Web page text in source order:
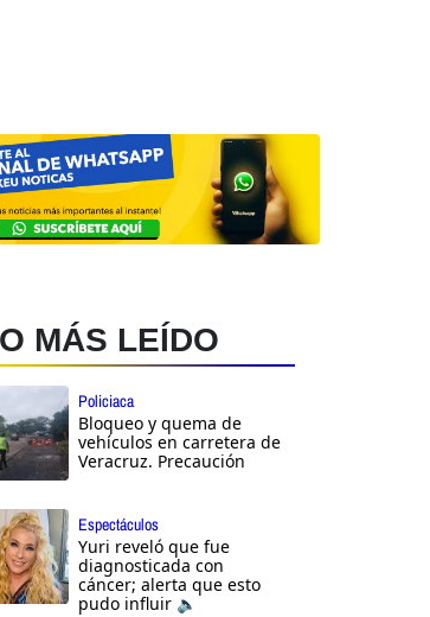
MÁS LEÍDO
Policiaca
Bloqueo y quema de
vehículos en carretera de
Veracruz. Precaución
Espectáculos
Yuri reveló que fue
diagnosticada con
cáncer; alerta que esto
pudo influir 🔈